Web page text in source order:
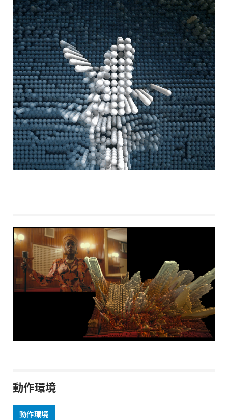
動作環境
動作環境